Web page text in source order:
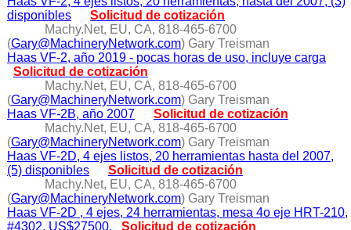
disponibles
Solicitud de cotización
Machy.Net, EU, CA, 818-465-6700
(Gary@MachineryNetwork.com) Gary Treisman
Haas VF-2, año 2019 - pocas horas de uso, incluye carga
Solicitud de cotización
Machy.Net, EU, CA, 818-465-6700
(Gary@MachineryNetwork.com) Gary Treisman
Haas VF-2B, año 2007
Solicitud de cotización
Machy.Net, EU, CA, 818-465-6700
(Gary@MachineryNetwork.com) Gary Treisman
Haas VF-2D, 4 ejes listos, 20 herramientas hasta del 2007,
(5) disponibles
Solicitud de cotización
Machy.Net, EU, CA, 818-465-6700
(Gary@MachineryNetwork.com) Gary Treisman
Haas VF-2D , 4 ejes, 24 herramientas, mesa 4o eje HRT-210,
#4302, US$27500.
Solicitud de cotización